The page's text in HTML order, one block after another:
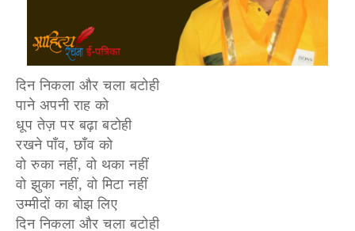
दिन निकला और चला बटोही
पाने अपनी राह को
धूप तेज़ पर बढ़ा बटोही
रखने पाँव, छाँव को
वो रुका नहीं, वो थका नहीं
वो झुका नहीं, वो मिटा नहीं
उम्मीदों का बोझ लिए
दिन निकला और चला बटोही